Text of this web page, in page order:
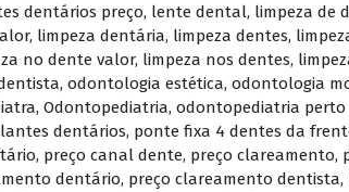
dentários preço, lente dental, limpeza de
, limpeza dentária, limpeza dentes,
no dente valor, limpeza nos dentes,
, odontologia estética, odontologia
, Odontopediatria, odontopediatria perto
dentários, ponte fixa 4 dentes da
, preço canal dente, preço clareamento,
dentário, preço clareamento dentista,